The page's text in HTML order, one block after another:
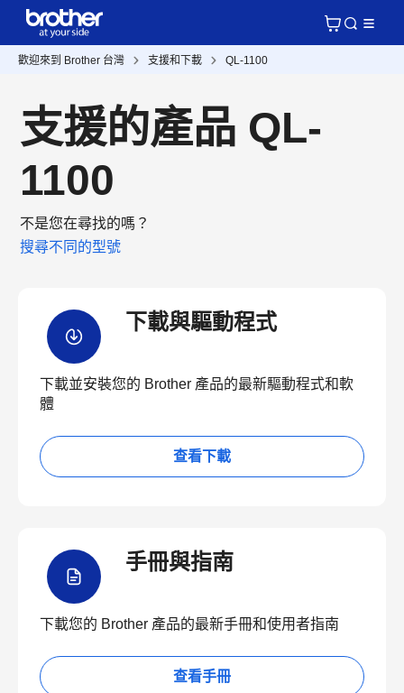
歡迎來到 Brother 台灣 支援和下載 QL-1100
支援的產品 QL-
1100
不是您在尋找的嗎？
搜尋不同的型號
下載與驅動程式
下載並安裝您的 Brother 產品的最新驅動程式和軟
體
查看下載
手冊與指南
下載您的 Brother 產品的最新手冊和使用者指南
查看手冊